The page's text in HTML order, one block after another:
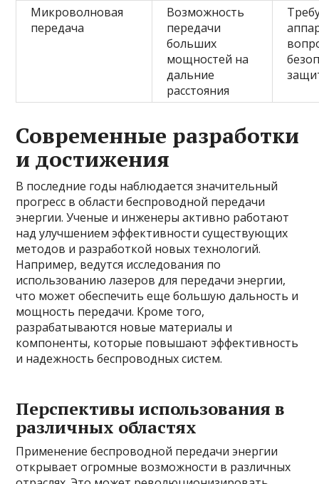
Микроволновая
передача
Возможность
передачи
больших
мощностей на
дальние
расстояния
Современные разработки
и достижения
В последние годы наблюдается значительный
прогресс в области беспроводной передачи
энергии. Ученые и инженеры активно работают
над улучшением эффективности существующих
методов и разработкой новых технологий.
Например, ведутся исследования по
использованию лазеров для передачи энергии,
что может обеспечить еще большую дальность и
мощность передачи. Кроме того,
разрабатываются новые материалы и
компоненты, которые повышают эффективность
и надежность беспроводных систем.
Перспективы использования в
различных областях
Применение беспроводной передачи энергии
открывает огромные возможности в различных